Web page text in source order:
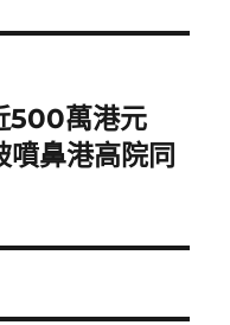
500萬港元
鼻港高院同